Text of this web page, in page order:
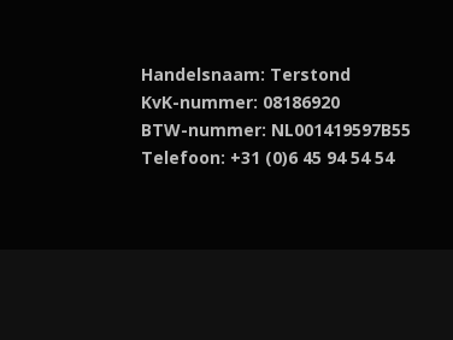
Handelsnaam: Terstond
KvK-nummer: 08186920
BTW-nummer: NL001419597B55
Telefoon: +31 (0)6 45 94 54 54